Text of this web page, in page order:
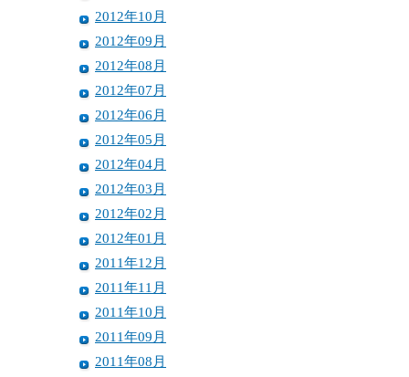
2012年10月
2012年09月
2012年08月
2012年07月
2012年06月
2012年05月
2012年04月
2012年03月
2012年02月
2012年01月
2011年12月
2011年11月
2011年10月
2011年09月
2011年08月